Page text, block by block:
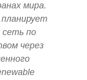
мира.
сеть по
через